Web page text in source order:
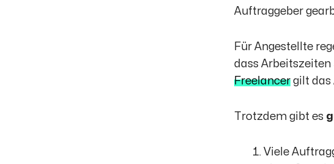
Auftraggeber
Für Angestellte
dass Arbeitszeiten
Freelancer gilt das
Trotzdem gibt es
Viele